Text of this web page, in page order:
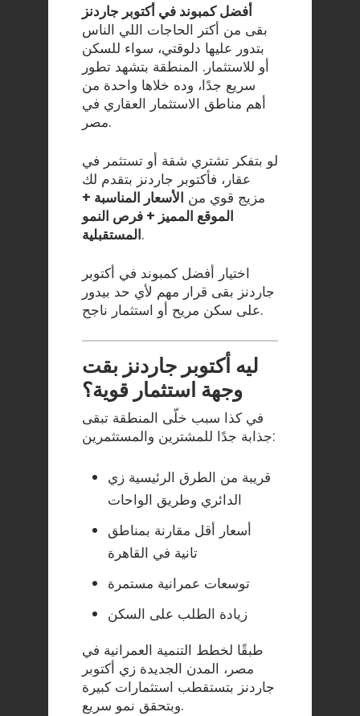
أفضل كمبوند في أكتوبر جاردنز
بقى من أكتر الحاجات اللي الناس
بتدور عليها دلوقتي، سواء للسكن
أو للاستثمار. المنطقة بتشهد تطور
سريع جدًا، وده خلاها واحدة من
أهم مناطق الاستثمار العقاري في
مصر.
لو بتفكر تشتري شقة أو تستثمر في
عقار، فأكتوبر جاردنز بتقدم لك
مزيج قوي من الأسعار المناسبة +
الموقع المميز + فرص النمو
المستقبلية.
اختيار أفضل كمبوند في أكتوبر
جاردنز بقى قرار مهم لأي حد بيدور
على سكن مريح أو استثمار ناجح.
ليه أكتوبر جاردنز بقت
وجهة استثمار قوية؟
في كذا سبب خلّى المنطقة تبقى
جذابة جدًا للمشترين والمستثمرين:
قريبة من الطرق الرئيسية زي
الدائري وطريق الواحات
أسعار أقل مقارنة بمناطق
تانية في القاهرة
توسعات عمرانية مستمرة
زيادة الطلب على السكن
طبقًا لخطط التنمية العمرانية في
مصر ، المدن الجديدة زي أكتوبر
جاردنز بتستقطب استثمارات كبيرة
وبتحقق نمو سريع.